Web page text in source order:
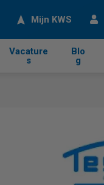
Mijn KWS
Vacature
s
Blo
g